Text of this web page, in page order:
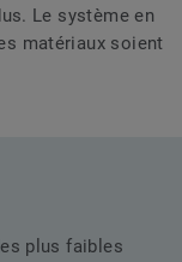
Le système en
matériaux soient
plus faibles